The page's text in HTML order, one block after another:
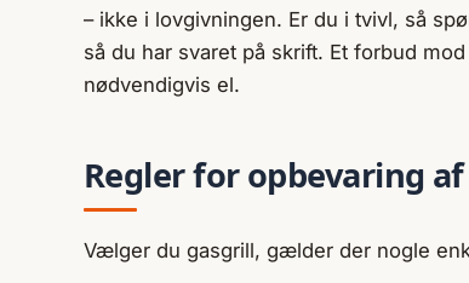
– ikke i lovgivningen. Er du i tvivl, så
så du har svaret på skrift. Et forbud
nødvendigvis el.
Regler for opbevaring
Vælger du gasgrill, gælder der nogle